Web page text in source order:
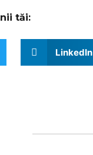
tăi:
LinkedIn